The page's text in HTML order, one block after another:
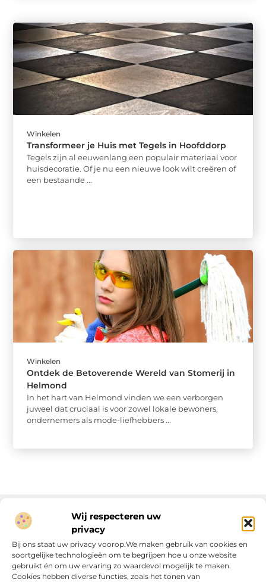
Wij respecteren uw
privacy
Bij ons staat uw privacy voorop.We maken gebruik van cookies en
soortgelijke technologieën om te begrijpen hoe u onze website
gebruikt én om uw ervaring zo waardevol mogelijk te maken.
Cookies hebben diverse functies, zoals het tonen van
Winkelen
Transformeer je Huis met Tegels in Hoofddorp
Tegels zijn al eeuwenlang een populair materiaal voor
huisdecoratie. Of je nu een nieuwe look wilt creëren of
een bestaande ...
Winkelen
Ontdek de Betoverende Wereld van Stomerij in
Helmond
In het hart van Helmond vinden we een verborgen
juweel dat cruciaal is voor zowel lokale bewoners,
ondernemers als mode-liefhebbers ...
Onze informatie